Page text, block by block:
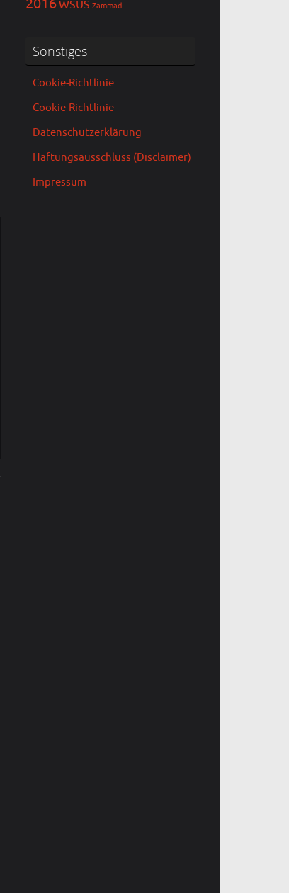
2016WSUS Zammad
Sonstiges
Cookie-Richtlinie
Cookie-Richtlinie
Datenschutzerklärung
Haftungsausschluss (Disclaimer)
Impressum